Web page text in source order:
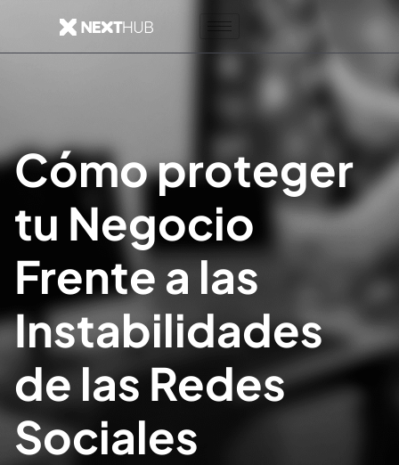
Cómo proteger
tu Negocio
Frente a las
Instabilidades
de las Redes
Sociales